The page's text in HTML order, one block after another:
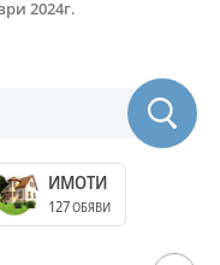
2024г.
ИМОТИ
127ОБЯВИ